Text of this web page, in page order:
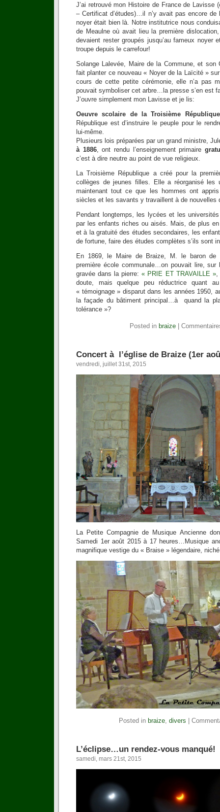
J’ai retrouvé mon Histoire de France de Lavisse
– Certificat d’études)…il n’y avait pas encore
noyer était bien là. Notre institutrice nous
de Meaulne où avait lieu la première
devaient rester groupés jusqu’au fameux noyer
troupe depuis le carrefour!
Solange Lalevée, Maire de la Commune, et son
fait planter ce nouveau « Noyer de la Laïcité »
cours de cette petite cérémonie, elle n’a pas
pouvait symboliser cet arbre…la presse s’en est
J’ouvre simplement mon Lavisse et je lis:
Oeuvre scolaire de la Troisième République
République est d’instruire le peuple pour le
lui-même.
Plusieurs lois préparées par un grand ministre,
à 1886, ont rendu l’enseignement primaire
c’est à dire neutre au point de vue religieux.
La Troisième République a créé pour la
collèges de jeunes filles. Elle a réorganisé les
maintenant tout ce que les hommes ont
siècles et les savants y travaillent à de nouvelles
Pendant longtemps, les lycées et les
par les enfants riches ou aisés. Mais, de plus
et à la gratuité des études secondaires, les
de fortune, faire des études complètes s’ils sont
En 1869, le Maire de Braize, M. le baron de
première école communale…on pouvait lire, sur
gravée dans la pierre:« PRIE ET TRAVAILLE »,
doute, mais quelque peu réductrice quant
« témoignage » disparut dans les années 1950,
la façade du bâtiment principal…à quand la
tolérance »?
Posted in braize|
Concert à l’église de Braize (1er
vendredi, juillet 31st, 2015
La Petite Compagnie de Musique Ancienne
Samedi 1er août 2015 à 17 heures…Musique
magnifique vestige du « Braise » légendaire,
Posted in braize, divers
L’éclipse…un rendez-vous manqué!
samedi, mars 21st, 2015